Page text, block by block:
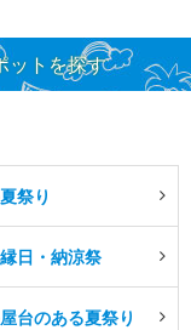
ットを探す
夏祭り
縁日・納涼祭
屋台のある夏祭り